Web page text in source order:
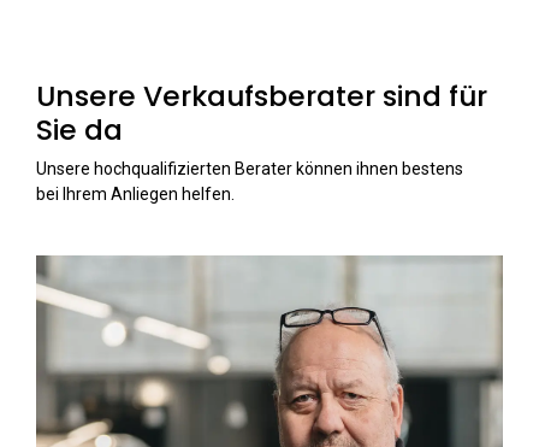
Unsere Verkaufsberater sind für
Sie da
Unsere hochqualifizierten Berater können ihnen bestens
bei Ihrem Anliegen helfen.